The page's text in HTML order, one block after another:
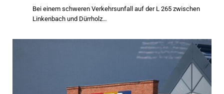
Bei einem schweren Verkehrsunfall auf der L 265 zwischen
Linkenbach und Dürrholz…